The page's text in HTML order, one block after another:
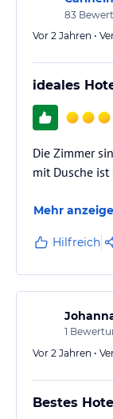
lies vor der
jeweiligen
83
Vor 2 Jahren •
ideales
Die Zimmer
mit Dusche
Mehr
Hilfreich
1
Vor 2 Jahren •
Bestes